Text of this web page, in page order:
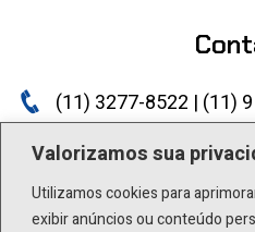
Valorizamos sua
Utilizamos cookies para
exibir anúncios ou conteúdo
(11) 3277-8522 | (11)
lactea@lactea.com.br